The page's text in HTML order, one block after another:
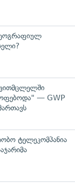
— GWP
ტელეკომპანია